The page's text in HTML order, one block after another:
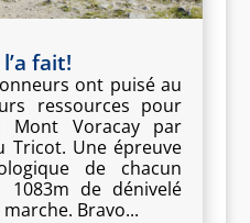
fait!
ont puisé au
ressources pour
Voracay par
Tricot. Une épreuve
de chacun
de dénivelé
Bravo...